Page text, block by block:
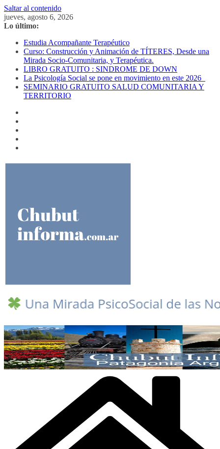
Saltar al contenido
jueves, agosto 6, 2026
Lo último:
Estudia Acompañante Terapéutico
Curso: Construcción y Animación de TÍTERES, Desde una
Mirada Socio-Comunitaria, y Terapéutica.
LIBRO GRATUITO : SINDROME DE DOWN
La Psicología Social se pone en movimiento en este 2026
SEMINARIO GRATUITO SALUD COMUNITARIA Y
TERRITORIO